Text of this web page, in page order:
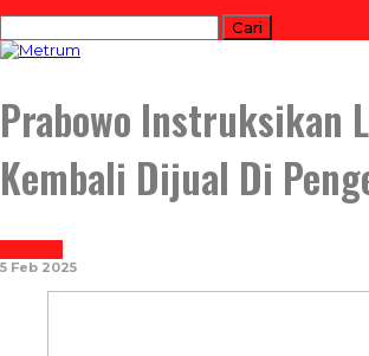
Prabowo Instruksikan
Kembali Dijual Di
5 Feb 2025